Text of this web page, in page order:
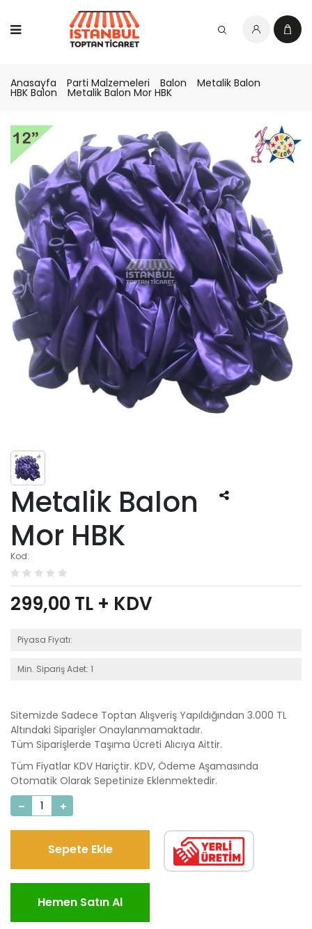
Anasayfa Parti Malzemeleri Balon Metalik Balon
HBK Balon Metalik Balon Mor HBK
Metalik Balon
Mor HBK
Kod:
299,00 TL + KDV
Piyasa Fiyatı:
Min. Sipariş Adet: 1
Sitemizde Sadece Toptan Alışveriş Yapıldığından 3.000 TL
Altındaki Siparişler Onaylanmamaktadır.
Tüm Siparişlerde Taşıma Ücreti Alıcıya Aittir.
Tüm Fiyatlar KDV Hariçtir. KDV, Ödeme Aşamasında
Otomatik Olarak Sepetinize Eklenmektedir.
Sepete Ekle
Hemen Satın Al